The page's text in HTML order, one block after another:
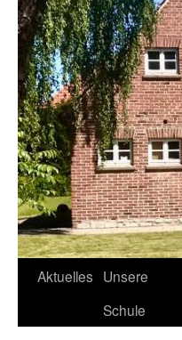
Aktuelles Unsere
Schule